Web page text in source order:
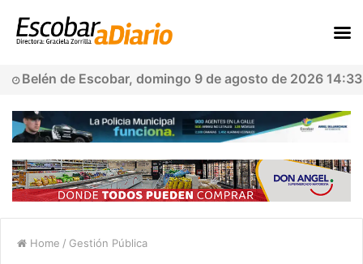
Belén de Escobar, domingo 9 de agosto de 2026 14:33
Home / Gestión Pública